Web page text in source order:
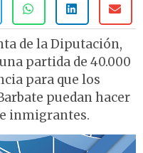
de la Diputación,
partida de 40.000
para que los
puedan hacer
inmigrantes.